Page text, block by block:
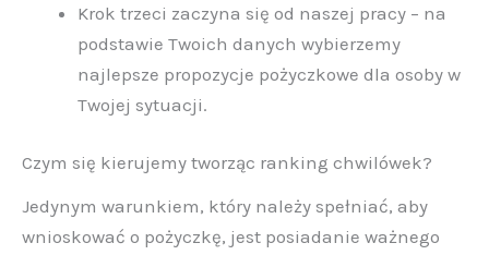
Krok trzeci zaczyna się od naszej pracy – na
podstawie Twoich danych wybierzemy
najlepsze propozycje pożyczkowe dla osoby w
Twojej sytuacji.
Czym się kierujemy tworząc ranking chwilówek?
Jedynym warunkiem, który należy spełniać, aby
wnioskować o pożyczkę, jest posiadanie ważnego